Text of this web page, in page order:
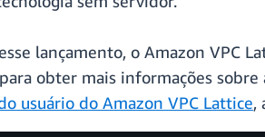
lançamento, o Amazon VPC
para obter mais informações sobre
usuário do Amazon VPC Lattice,